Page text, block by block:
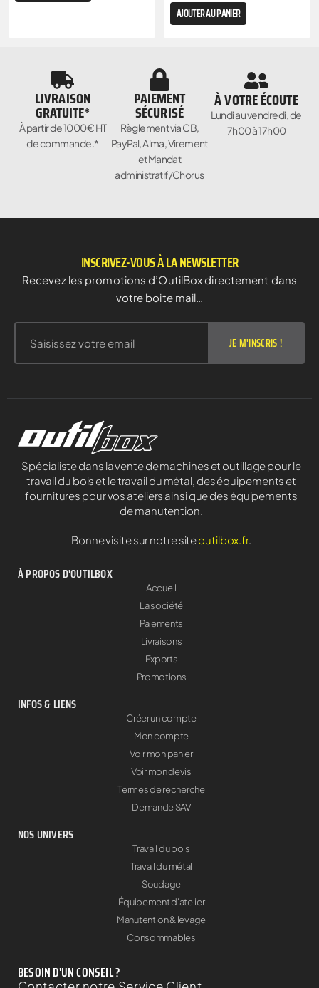
AJOUTER AU PANIER
LIVRAISON
GRATUITE*
À partir de 1000€ HT
de commande.*
PAIEMENT
SÉCURISÉ
Règlement via CB,
PayPal, Alma, Virement
et Mandat
administratif/Chorus
À VOTRE ÉCOUTE
Lundi au vendredi, de
7h00 à 17h00
INSCRIVEZ-VOUS À LA NEWSLETTER
Recevez les promotions d’OutilBox directement dans
votre boite mail…
JE M'INSCRIS !
Spécialiste dans la vente de machines et outillage pour le
travail du bois et le travail du métal, des équipements et
fournitures pour vos ateliers ainsi que des équipements
de manutention.
Bonne visite sur notre siteoutilbox.fr.
À PROPOS D'OUTILBOX
Accueil
La société
Paiements
Livraisons
Exports
Promotions
INFOS & LIENS
Créer un compte
Mon compte
Voir mon panier
Voir mon devis
Termes de recherche
Demande SAV
NOS UNIVERS
Travail du bois
Travail du métal
Soudage
Équipement d'atelier
Manutention & levage
Consommables
BESOIN D'UN CONSEIL ?